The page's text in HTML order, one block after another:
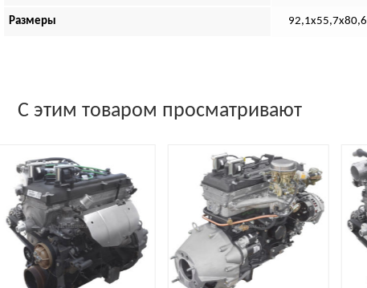
Размеры 92,1х55,7х80,6
С этим товаром просматривают